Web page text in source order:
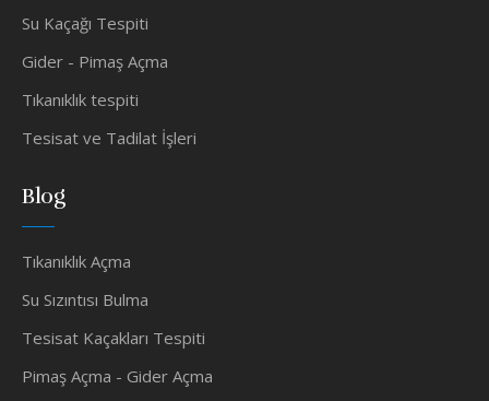
Su Kaçağı Tespiti
Gider - Pimaş Açma
Tıkanıklık tespiti
Tesisat ve Tadilat İşleri
Blog
Tıkanıklık Açma
Su Sızıntısı Bulma
Tesisat Kaçakları Tespiti
Pimaş Açma - Gider Açma